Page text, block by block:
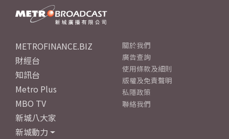
METROFINANCE.BIZ
財經台
知訊台
Metro Plus
MBO TV
新城八大家
新城動力
關於我們
廣告查詢
使用條款及細則
版權及免責聲明
私隱政策
聯絡我們